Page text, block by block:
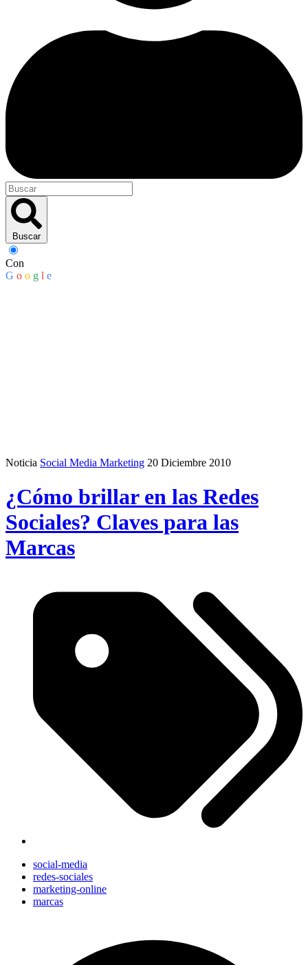
Buscar
Con
G o o g l e
Noticia Social Media Marketing 20 Diciembre 2010
¿Cómo brillar en las Redes
Sociales? Claves para las
Marcas
social-media
redes-sociales
marketing-online
marcas